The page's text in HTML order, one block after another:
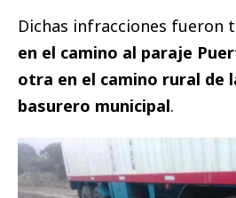
Dichas infracciones fueron
en el camino al paraje
otra en el camino rural de
basurero municipal.